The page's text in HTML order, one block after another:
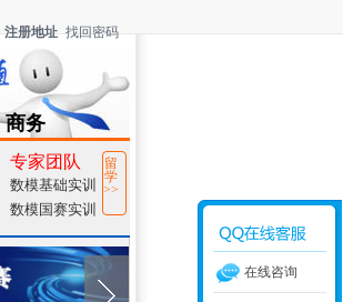
注册地址 找回密码
商务
Special
专家团队
数模基础实训
数模国赛实训
留
学
>>
在线咨询